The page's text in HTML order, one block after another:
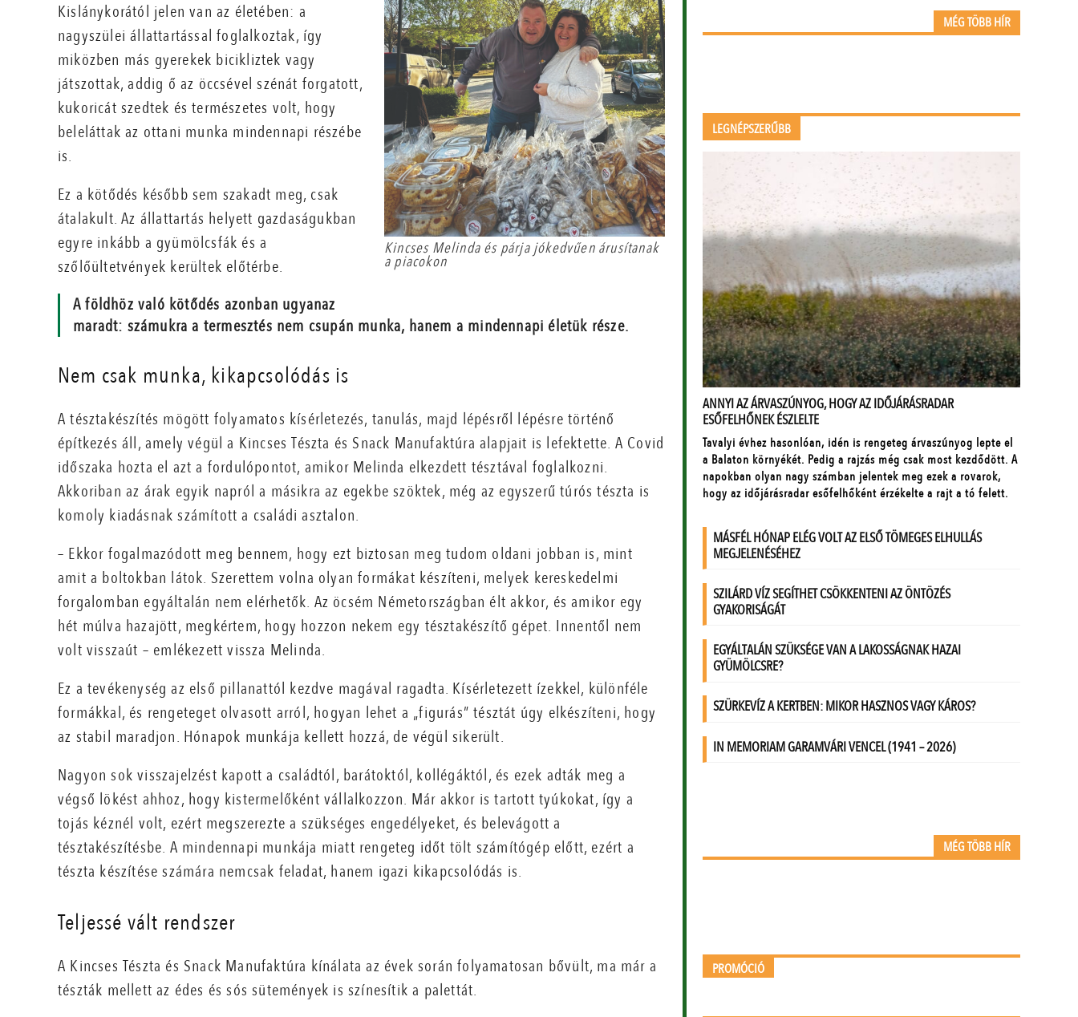
Kincses Melinda és párja jókedvűen árusítanak
a piacokon
Kislánykorától jelen van az életében: a
nagyszülei állattartással foglalkoztak, így
miközben más gyerekek bicikliztek vagy
játszottak, addig ő az öccsével szénát forgatott,
kukoricát szedtek és természetes volt, hogy
beleláttak az ottani munka mindennapi részébe
is.
Ez a kötődés később sem szakadt meg, csak
átalakult. Az állattartás helyett gazdaságukban
egyre inkább a gyümölcsfák és a
szőlőültetvények kerültek előtérbe.
A földhöz való kötődés azonban ugyanaz
maradt: számukra a termesztés nem csupán munka, hanem a mindennapi életük része.
Nem csak munka, kikapcsolódás is
A tésztakészítés mögött folyamatos kísérletezés, tanulás, majd lépésről lépésre történő
építkezés áll, amely végül a Kincses Tészta és Snack Manufaktúra alapjait is lefektette. A Covid
időszaka hozta el azt a fordulópontot, amikor Melinda elkezdett tésztával foglalkozni.
Akkoriban az árak egyik napról a másikra az egekbe szöktek, még az egyszerű túrós tészta is
komoly kiadásnak számított a családi asztalon.
– Ekkor fogalmazódott meg bennem, hogy ezt biztosan meg tudom oldani jobban is, mint
amit a boltokban látok. Szerettem volna olyan formákat készíteni, melyek kereskedelmi
forgalomban egyáltalán nem elérhetők. Az öcsém Németországban élt akkor, és amikor egy
hét múlva hazajött, megkértem, hogy hozzon nekem egy tésztakészítő gépet. Innentől nem
volt visszaút – emlékezett vissza Melinda.
Ez a tevékenység az első pillanattól kezdve magával ragadta. Kísérletezett ízekkel, különféle
formákkal, és rengeteget olvasott arról, hogyan lehet a „figurás” tésztát úgy elkészíteni, hogy
az stabil maradjon. Hónapok munkája kellett hozzá, de végül sikerült.
Nagyon sok visszajelzést kapott a családtól, barátoktól, kollégáktól, és ezek adták meg a
végső lökést ahhoz, hogy kistermelőként vállalkozzon. Már akkor is tartott tyúkokat, így a
tojás kéznél volt, ezért megszerezte a szükséges engedélyeket, és belevágott a
tésztakészítésbe. A mindennapi munkája miatt rengeteg időt tölt számítógép előtt, ezért a
tészta készítése számára nemcsak feladat, hanem igazi kikapcsolódás is.
Teljessé vált rendszer
A Kincses Tészta és Snack Manufaktúra kínálata az évek során folyamatosan bővült, ma már a
tészták mellett az édes és sós sütemények is színesítik a palettát.
MÉG TÖBB HÍR
LEGNÉPSZERŰBB
MÉG TÖBB HÍR
PROMÓCIÓ